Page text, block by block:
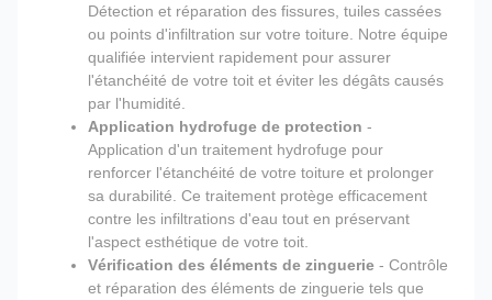
Détection et réparation des fissures, tuiles cassées
ou points d'infiltration sur votre toiture. Notre équipe
qualifiée intervient rapidement pour assurer
l'étanchéité de votre toit et éviter les dégâts causés
par l'humidité.
Application hydrofuge de protection -
Application d'un traitement hydrofuge pour
renforcer l'étanchéité de votre toiture et prolonger
sa durabilité. Ce traitement protège efficacement
contre les infiltrations d'eau tout en préservant
l'aspect esthétique de votre toit.
Vérification des éléments de zinguerie - Contrôle
et réparation des éléments de zinguerie tels que